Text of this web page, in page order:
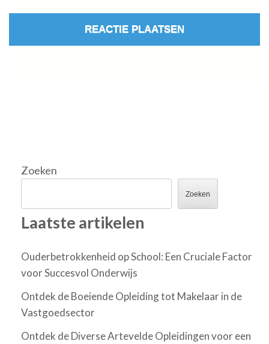
Zoeken
Zoeken
Laatste artikelen
Ouderbetrokkenheid op School: Een Cruciale Factor
voor Succesvol Onderwijs
Ontdek de Boeiende Opleiding tot Makelaar in de
Vastgoedsector
Ontdek de Diverse Artevelde Opleidingen voor een